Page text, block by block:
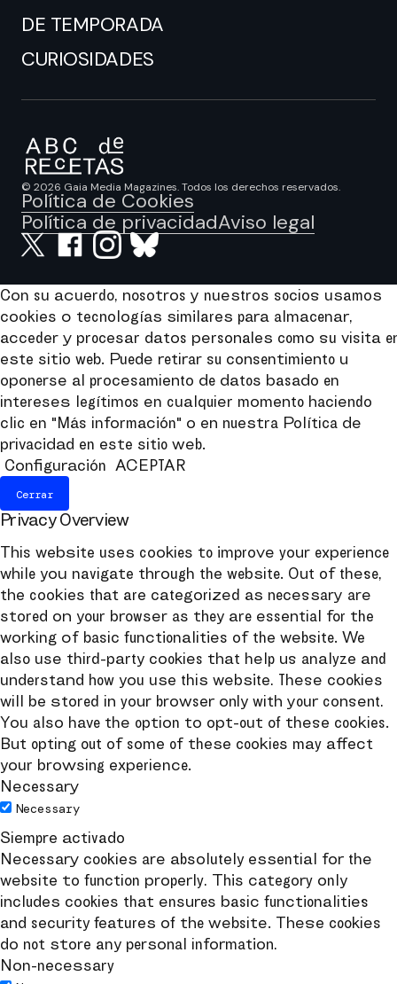
DE TEMPORADA
CURIOSIDADES
© 2026 Gaia Media Magazines. Todos los derechos reservados.
Política de Cookies
Política de privacidadAviso legal
Con su acuerdo, nosotros y nuestros socios usamos
cookies o tecnologías similares para almacenar,
acceder y procesar datos personales como su visita
este sitio web. Puede retirar su consentimiento u
oponerse al procesamiento de datos basado en
intereses legítimos en cualquier momento haciendo
clic en "Más información" o en nuestra Política de
privacidad en este sitio web.
Configuración
ACEPTAR
Cerrar
Privacy Overview
This website uses cookies to improve your experience
while you navigate through the website. Out of these,
the cookies that are categorized as necessary are
stored on your browser as they are essential for the
working of basic functionalities of the website. We
also use third-party cookies that help us analyze and
understand how you use this website. These cookies
will be stored in your browser only with your consent.
You also have the option to opt-out of these cookies.
But opting out of some of these cookies may affect
your browsing experience.
Necessary
Necessary
Siempre activado
Necessary cookies are absolutely essential for the
website to function properly. This category only
includes cookies that ensures basic functionalities
and security features of the website. These cookies
do not store any personal information.
Non-necessary